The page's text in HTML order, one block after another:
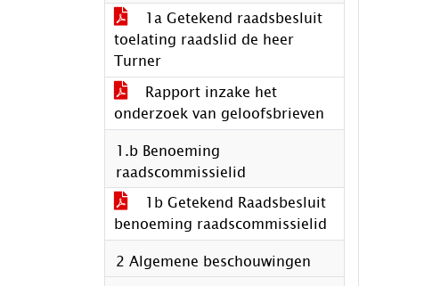
1a Getekend raadsbesluit
toelating raadslid de heer
Turner
Rapport inzake het
onderzoek van geloofsbrieven
1.b Benoeming
raadscommissielid
1b Getekend Raadsbesluit
benoeming raadscommissielid
2 Algemene beschouwingen